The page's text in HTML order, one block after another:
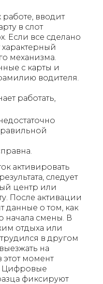
работе, вводит
в слот
Если все сделано
механизма.
с карты и
водителя.
работать,
активировать
следует
центр или
После активации
данные о том, как
начала смены. В
отдыха или
в другом
на
этот момент
Цифровые
фиксируют